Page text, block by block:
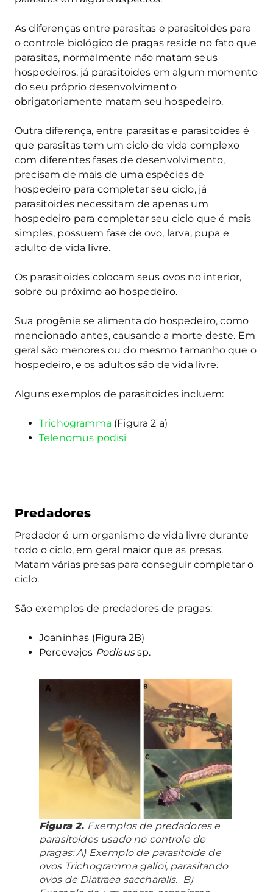
As diferenças entre parasitas e parasitoides para
o controle biológico de pragas reside no fato que
parasitas, normalmente não matam seus
hospedeiros, já parasitoides em algum momento
do seu próprio desenvolvimento
obrigatoriamente matam seu hospedeiro.
Outra diferença, entre parasitas e parasitoides é
que parasitas tem um ciclo de vida complexo
com diferentes fases de desenvolvimento,
precisam de mais de uma espécies de
hospedeiro para completar seu ciclo, já
parasitoides necessitam de apenas um
hospedeiro para completar seu ciclo que é mais
simples, possuem fase de ovo, larva, pupa e
adulto de vida livre.
Os parasitoides colocam seus ovos no interior,
sobre ou próximo ao hospedeiro.
Sua progênie se alimenta do hospedeiro, como
mencionado antes, causando a morte deste. Em
geral são menores ou do mesmo tamanho que o
hospedeiro, e os adultos são de vida livre.
Alguns exemplos de parasitoides incluem:
Trichogramma (Figura 2 a)
Telenomus podisi
Predadores
Predador é um organismo de vida livre durante
todo o ciclo, em geral maior que as presas.
Matam várias presas para conseguir completar o
ciclo.
São exemplos de predadores de pragas:
Joaninhas (Figura 2B)
Percevejos Podisussp.
Figura 2. Exemplos de predadores e
parasitoides usado no controle de
pragas: A) Exemplo de parasitoide de
ovos Trichogramma galloi, parasitando
ovos de Diatraea saccharalis. B)